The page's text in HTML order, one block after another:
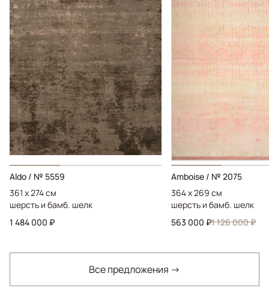
Aldo / № 5559
361 x 274 см
шерсть и бамб. шелк
1 484 000 ₽
Amboise / № 2075
364 x 269 см
шерсть и бамб. шелк
563 000 ₽1 126 000 ₽
Все предложения →